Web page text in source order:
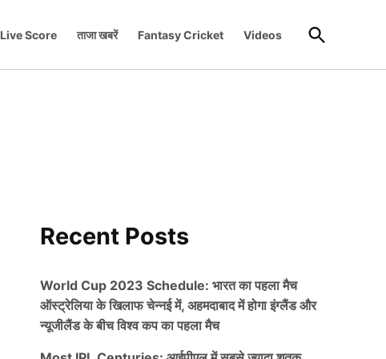
Live Score ताजा खबरें Fantasy Cricket Videos
Open
Search
Recent Posts
World Cup 2023 Schedule: भारत का पहला मैच
ऑस्ट्रेलिया के खिलाफ चेन्नई में, अहमदाबाद में होगा इंग्लैंड और
न्यूजीलैंड के बीच विश्व कप का पहला मैच